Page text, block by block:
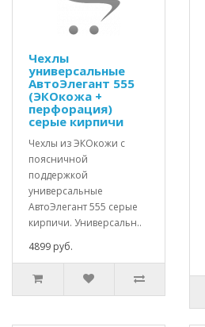
Чехлы
универсальные
АвтоЭлегант 555
(ЭКОкожа +
перфорация)
серые кирпичи
Чехлы из ЭКОкожи с
поясничной
поддержкой
универсальные
АвтоЭлегант 555 серые
кирпичи. Универсальн..
4899 руб.